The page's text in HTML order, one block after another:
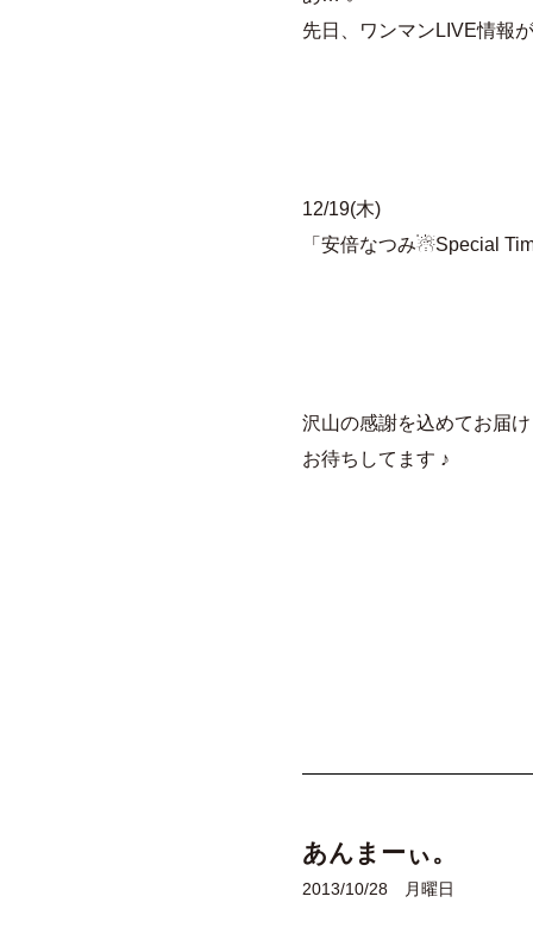
先日、ワンマンLIVE情報
12/19(木)
「安倍なつみ☃Special
沢山の感謝を込めてお届
お待ちしてます ♪
あんまーぃ。
2013/10/28 月曜日